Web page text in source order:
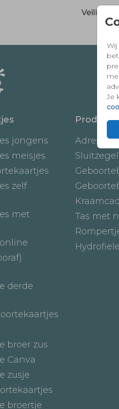
Je
Veilig en
jongens
meisjes
zelf
met
derde
broer zus
Canva
zusje
broertje
Tas met